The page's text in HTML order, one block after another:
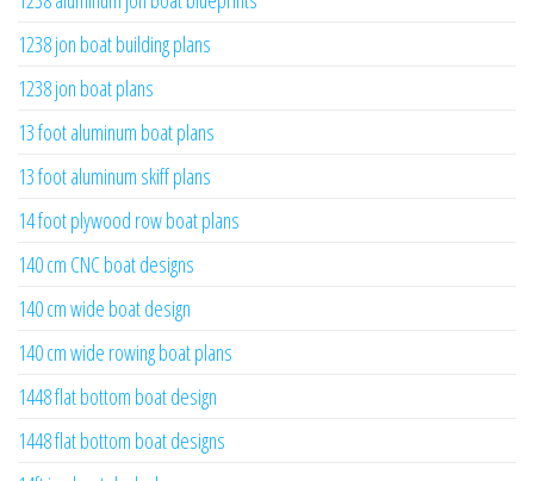
1238 jon boat building plans
1238 jon boat plans
13 foot aluminum boat plans
13 foot aluminum skiff plans
14 foot plywood row boat plans
140 cm CNC boat designs
140 cm wide boat design
140 cm wide rowing boat plans
1448 flat bottom boat design
1448 flat bottom boat designs